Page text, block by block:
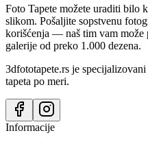
Foto Tapete možete uraditi bilo
slikom. Pošaljite sopstvenu
korišćenja — naš tim vam može
galerije od preko 1.000 dezena.
3dfototapete.rs je
tapeta po meri.
Informacije